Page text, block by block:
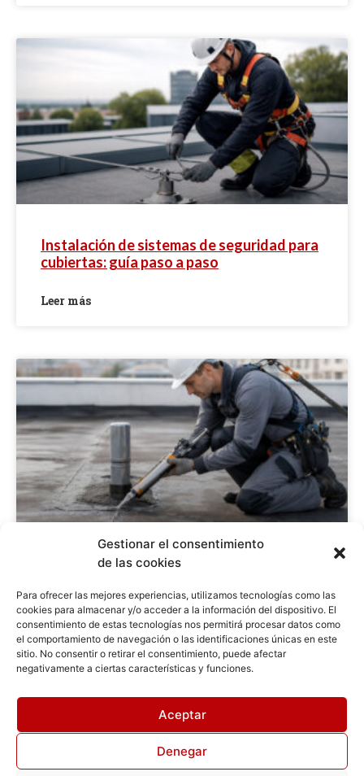
Gestionar el consentimiento
de las cookies
Para ofrecer las mejores experiencias, utilizamos tecnologías como las
cookies para almacenar y/o acceder a la información del dispositivo. El
consentimiento de estas tecnologías nos permitirá procesar datos como
el comportamiento de navegación o las identificaciones únicas en este
sitio. No consentir o retirar el consentimiento, puede afectar
negativamente a ciertas características y funciones.
Aceptar
Denegar
Instalación de sistemas de seguridad para
cubiertas: guía paso a paso
Leer más
Sellar filtraciones en cubiertas: guía paso a
Leer más
Desarrollado por
Impacto
SEOMarketing